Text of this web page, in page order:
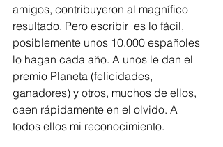
amigos, contribuyeron al magnífico
resultado. Pero escribir  es lo fácil,
posiblemente unos 10.000 españoles
lo hagan cada año. A unos le dan el
premio Planeta (felicidades,
ganadores) y otros, muchos de ellos,
caen rápidamente en el olvido. A
todos ellos mi reconocimiento.